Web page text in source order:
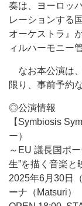
奏は、ヨーロッ
レーションする
オーケストラ』
ィルハーモニー
なお本公演は
限り、事前予約
◎公演情報
【Symbiosis
ー）
～EU 議長国ポ
生”を描く音楽と
2025年6月30日
ーナ（Matsuri）